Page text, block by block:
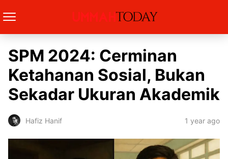
SPM 2024: Cerminan
Ketahanan Sosial, Bukan
Sekadar Ukuran Akademik
Hafiz Hanif 1 year ago